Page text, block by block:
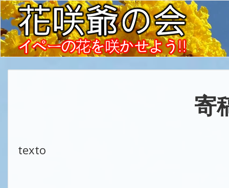
寄
texto